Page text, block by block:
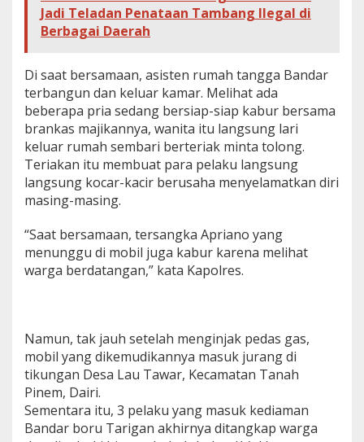
Jadi Teladan Penataan Tambang Ilegal di
Berbagai Daerah
Di saat bersamaan, asisten rumah tangga Bandar
terbangun dan keluar kamar. Melihat ada
beberapa pria sedang bersiap-siap kabur bersama
brankas majikannya, wanita itu langsung lari
keluar rumah sembari berteriak minta tolong.
Teriakan itu membuat para pelaku langsung
langsung kocar-kacir berusaha menyelamatkan diri
masing-masing.
“Saat bersamaan, tersangka Apriano yang
menunggu di mobil juga kabur karena melihat
warga berdatangan,” kata Kapolres.
Namun, tak jauh setelah menginjak pedas gas,
mobil yang dikemudikannya masuk jurang di
tikungan Desa Lau Tawar, Kecamatan Tanah
Pinem, Dairi.
Sementara itu, 3 pelaku yang masuk kediaman
Bandar boru Tarigan akhirnya ditangkap warga